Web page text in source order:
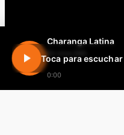
Charanga Latina
En vivo 24h
0:00
Toca para escuchar